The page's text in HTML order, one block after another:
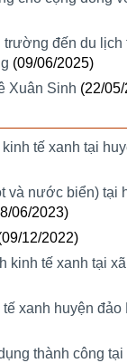
đến du lịch
(09/06/2025)
Xuân Sinh (22/
tế xanh tại
và nước biển) tại
06/2023)
12/2022)
kinh tế xanh tại
xanh huyện đảo
thành công tại